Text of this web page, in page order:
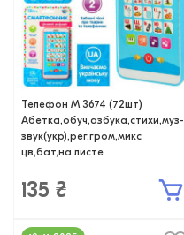
Телефон M 3674 (72шт)
Абетка,обуч,азбука,стихи,муз-
звук(укр),рег.гром,микс
цв,бат,на листе
135 ₴